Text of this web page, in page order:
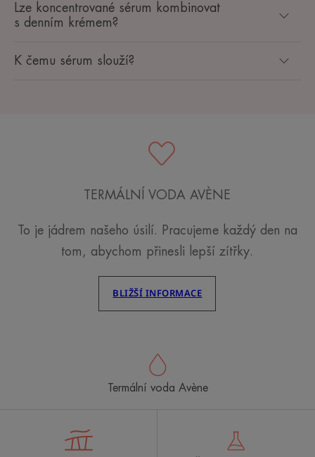
Lze koncentrované sérum kombinovat
s denním krémem?
K čemu sérum slouží?
TERMÁLNÍ VODA AVÈNE
To je jádrem našeho úsilí. Pracujeme každý den na
tom, abychom přinesli lepší zítřky.
BLIŽŠÍ INFORMACE
Termální voda Avène